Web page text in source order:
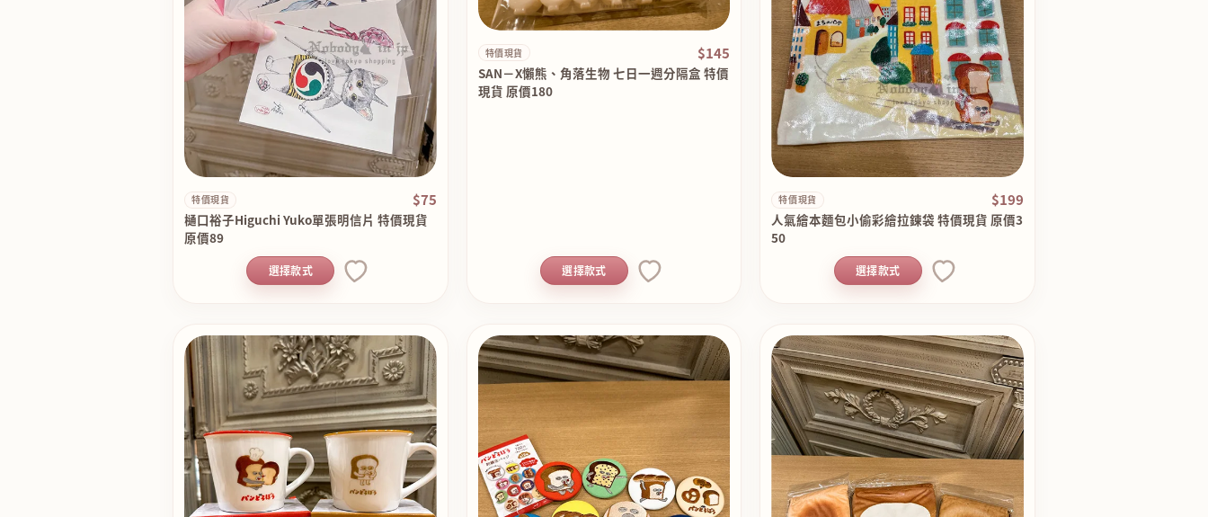
特價現貨 $75
樋口裕子Higuchi Yuko單張明信片 特價現貨
原價89
選擇款式
特價現貨 $145
SAN－X懶熊、角落生物 七日一週分隔盒 特價
現貨 原價180
選擇款式
特價現貨 $199
人氣繪本麵包小偷彩繪拉鍊袋 特價現貨 原價3
50
選擇款式